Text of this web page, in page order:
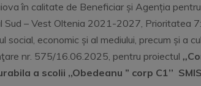
în calitate de Beneficiar și Agenția
Sud – Vest Oltenia 2021-2027,
social, economic și al mediului, precum și a
nr. 575/16.06.2025, pentru proiectul ,,
a scolii ,,Obedeanu ” corp C1’’